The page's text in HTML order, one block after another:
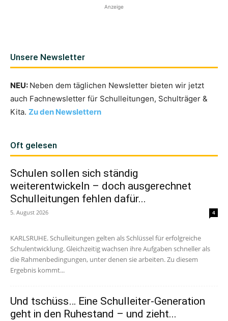
Anzeige
Unsere Newsletter
NEU: Neben dem täglichen Newsletter bieten wir jetzt
auch Fachnewsletter für Schulleitungen, Schulträger &
Kita. Zu den Newslettern
Oft gelesen
Schulen sollen sich ständig
weiterentwickeln – doch ausgerechnet
Schulleitungen fehlen dafür...
5. August 2026 4
KARLSRUHE. Schulleitungen gelten als Schlüssel für erfolgreiche
Schulentwicklung. Gleichzeitig wachsen ihre Aufgaben schneller als
die Rahmenbedingungen, unter denen sie arbeiten. Zu diesem
Ergebnis kommt...
Und tschüss… Eine Schulleiter-Generation
geht in den Ruhestand – und zieht...